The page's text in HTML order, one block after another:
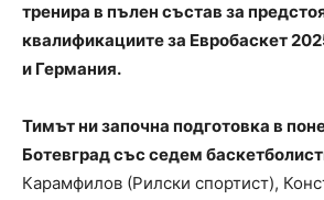
тренира в пълен състав за
квалификациите за Евробаскет
и Германия.
Тимът ни започна подготовка в
Ботевград със седем
Карамфилов (Рилски спортист),